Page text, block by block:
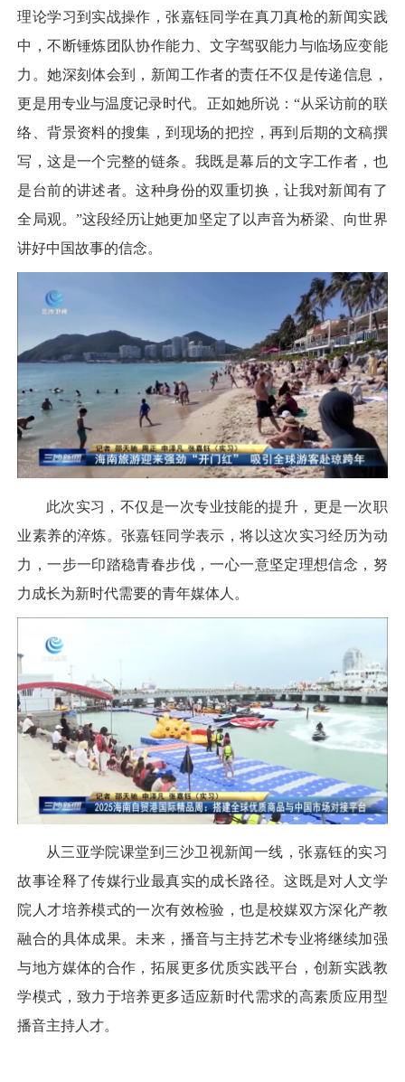
理论学习到实战操作，张嘉钰同学在真刀真枪的新闻实践
中，不断锤炼团队协作能力、文字驾驭能力与临场应变能
力。她深刻体会到，新闻工作者的责任不仅是传递信息，
更是用专业与温度记录时代。正如她所说：“从采访前的联
络、背景资料的搜集，到现场的把控，再到后期的文稿撰
写，这是一个完整的链条。我既是幕后的文字工作者，也
是台前的讲述者。这种身份的双重切换，让我对新闻有了
全局观。”这段经历让她更加坚定了以声音为桥梁、向世界
讲好中国故事的信念。
此次实习，不仅是一次专业技能的提升，更是一次职
业素养的淬炼。张嘉钰同学表示，将以这次实习经历为动
力，一步一印踏稳青春步伐，一心一意坚定理想信念，努
力成长为新时代需要的青年媒体人。
从三亚学院课堂到三沙卫视新闻一线，张嘉钰的实习
故事诠释了传媒行业最真实的成长路径。这既是对人文学
院人才培养模式的一次有效检验，也是校媒双方深化产教
融合的具体成果。未来，播音与主持艺术专业将继续加强
与地方媒体的合作，拓展更多优质实践平台，创新实践教
学模式，致力于培养更多适应新时代需求的高素质应用型
播音主持人才。